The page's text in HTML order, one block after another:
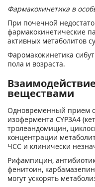
Фармакокинетика в
При почечной
фармакокинетические
активных метаболитов
Фаромакокинетика
пола и возраста.
веществами
Одновременный прием
изофермента CYP3A4
тролеандомицин,
концентрации
ЧСС и клинически
Рифампицин,
фенитоин,
могут ускорять